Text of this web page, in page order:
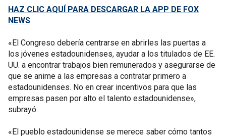
HAZ CLIC AQUÍ PARA DESCARGAR LA APP DE FOX
NEWS
«El Congreso debería centrarse en abrirles las puertas a
los jóvenes estadounidenses, ayudar a los titulados de EE.
UU. a encontrar trabajos bien remunerados y asegurarse de
que se anime a las empresas a contratar primero a
estadounidenses. No en crear incentivos para que las
empresas pasen por alto el talento estadounidense»,
subrayó.
«El pueblo estadounidense se merece saber cómo tantos